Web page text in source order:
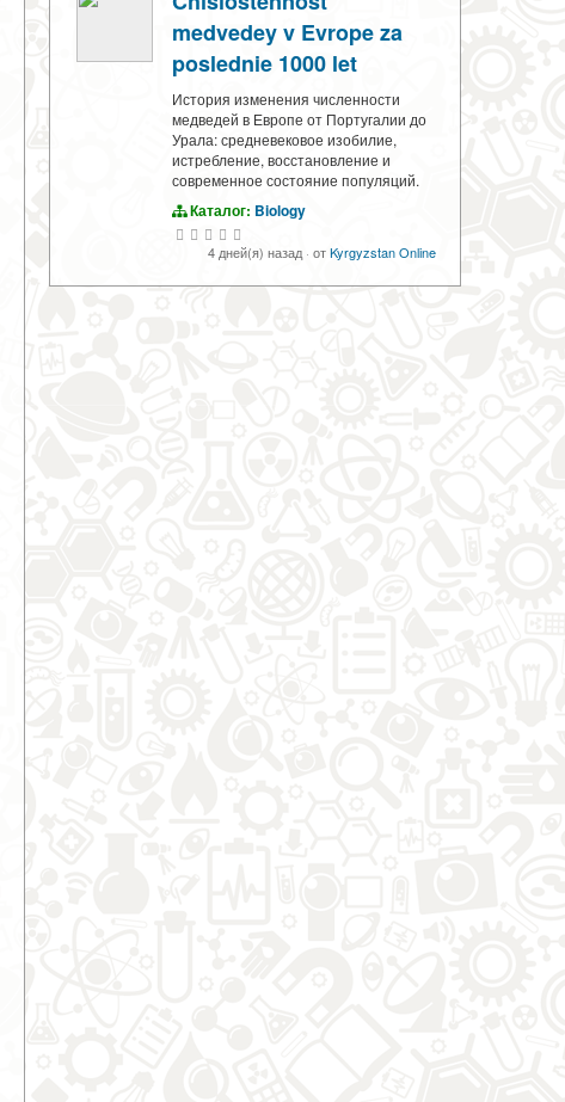
medvedey v Evrope za
poslednie 1000 let
История изменения численности
медведей в Европе от Португалии до
Урала: средневековое изобилие,
истребление, восстановление и
современное состояние популяций.
Каталог: Biology
4 дней(я) назад· отKyrgyzstan Online